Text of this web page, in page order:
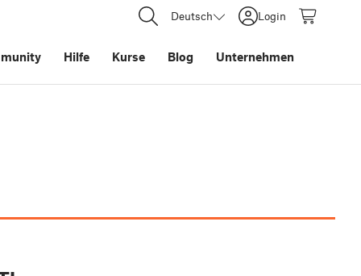
Deutsch Login
Hilfe Kurse Blog Unternehmen